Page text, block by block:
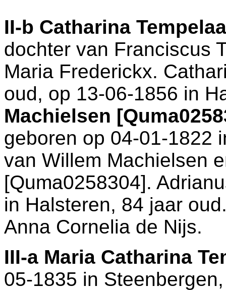
II-b Catharina
dochter van Franciscus
Maria Frederickx.
oud, op 13-06-1856 in
Machielsen
geboren op 04-01-1822
van Willem Machielsen
[Quma0258304].
in Halsteren, 84 jaar
Anna Cornelia de Nijs.
III-a Maria Catharina
05-1835 in Steenbergen